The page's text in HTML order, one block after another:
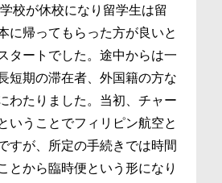
校が休校になり留学生は留
に帰ってもらった方が良いと
タートでした。途中からは一
短期の滞在者、外国籍の方な
わたりました。当初、チャー
いうことでフィリピン航空と
すが、所定の手続きでは時間
とから臨時便という形になり